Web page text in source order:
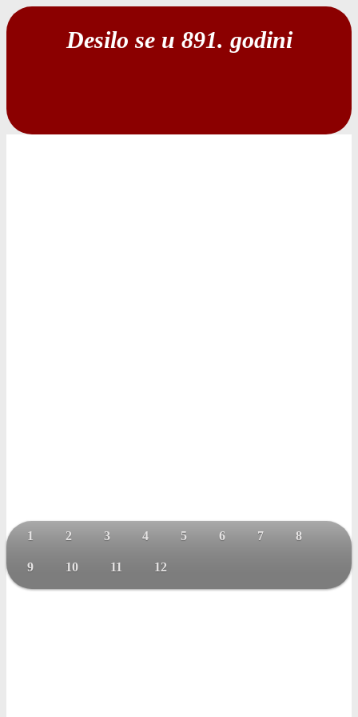
Desilo se u 891. godini
1 2 3 4 5 6 7 8
9 10 11 12